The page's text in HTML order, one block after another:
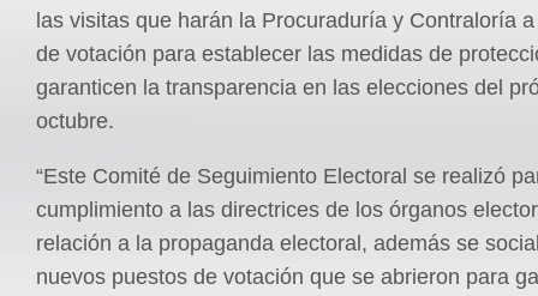
las visitas que harán la Procuraduría y Contraloría
de votación para establecer las medidas de
garanticen la transparencia en las elecciones del
octubre.
“Este Comité de Seguimiento Electoral se realizó
cumplimiento a las directrices de los órganos
relación a la propaganda electoral, además se
nuevos puestos de votación que se abrieron para